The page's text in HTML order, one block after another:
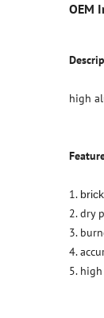
OEM
high
1.
2. dry
3.
4.
5.